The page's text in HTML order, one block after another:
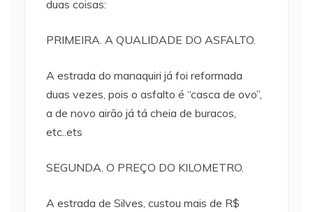
duas coisas:
PRIMEIRA. A QUALIDADE DO ASFALTO.
A estrada do manaquiri já foi reformada
duas vezes, pois o asfalto é “casca de ovo”,
a de novo airão já tá cheia de buracos,
etc..ets
SEGUNDA. O PREÇO DO KILOMETRO.
A estrada de Silves, custou mais de R$